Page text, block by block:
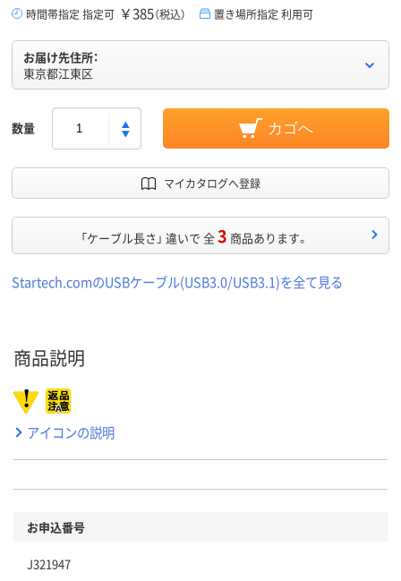
時間帯指定 指定可 ￥385（税込） 置き場所指定 利用可
お届け先住所：
東京都江東区
数量 カゴへ
マイカタログへ登録
「ケーブル長さ」 違いで 全3 商品あります。
Startech.comのUSBケーブル(USB3.0/USB3.1)を全て見る
商品説明
アイコンの説明
お申込番号
J321947